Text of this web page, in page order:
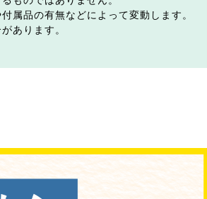
属品の有無などによって変動します。
あります。